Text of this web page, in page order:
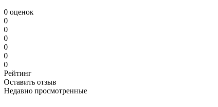
0 оценок
0
0
0
0
0
0
Рейтинг
Оставить отзыв
Недавно просмотренные